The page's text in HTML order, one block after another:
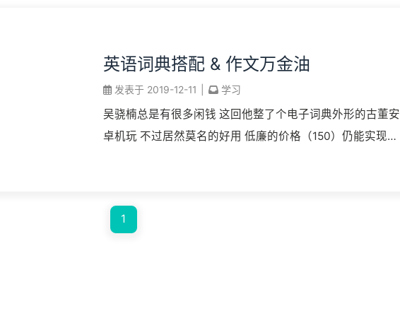
英语词典搭配 & 作文万金油
发表于 2019-12-11 学习
吴骁楠总是有很多闲钱 这回他整了个电子词典外形的古董安
卓机玩 不过居然莫名的好用 低廉的价格（150）仍能实现的
1